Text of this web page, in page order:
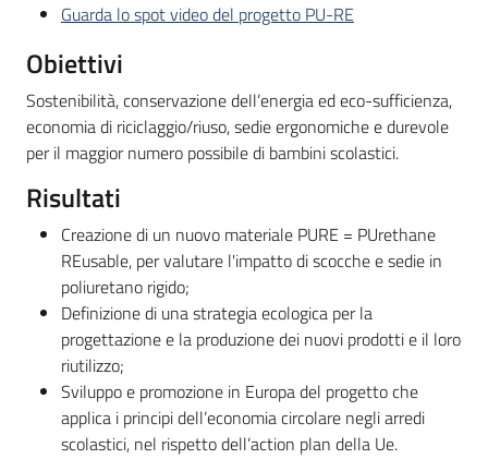
Comunicazione
e
partecipazione
Seguici
Guarda lo spot video del progetto PU-RE
Obiettivi
Sostenibilità, conservazione dell’energia ed eco-sufficienza,
economia di riciclaggio/riuso, sedie ergonomiche e durevole
per il maggior numero possibile di bambini scolastici.
Risultati
Creazione di un nuovo materiale PURE = PUrethane
REusable, per valutare l'impatto di scocche e sedie in
poliuretano rigido;
Definizione di una strategia ecologica per la
progettazione e la produzione dei nuovi prodotti e il loro
riutilizzo;
Sviluppo e promozione in Europa del progetto che
applica i principi dell’economia circolare negli arredi
scolastici, nel rispetto dell’action plan della Ue.